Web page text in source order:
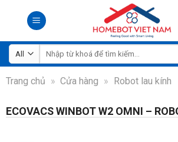
Tìm
Trang chủ » Cửa hàng » Robot lau kính
ECOVACS WINBOT W2 OMNI –